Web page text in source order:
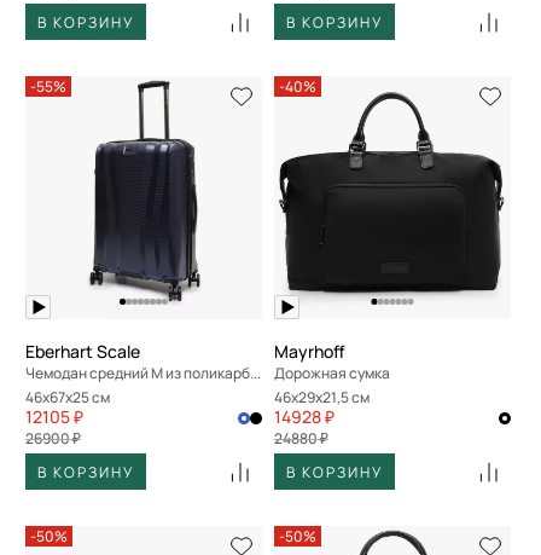
В КОРЗИНУ
В КОРЗИНУ
-55%
Eberhart Scale
Чемодан средний M из поликарбоната
46x67x25 см
12105 ₽
26900 ₽
В КОРЗИНУ
-40%
Mayrhoff
Дорожная сумка
46x29x21,5 см
14928 ₽
24880 ₽
В КОРЗИНУ
-50% -50%